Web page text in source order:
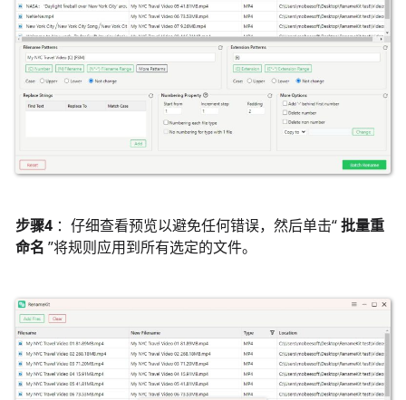
步骤4 ：仔细查看预览以避免任何错误，然后单击“批量重
命名 ”将规则应用到所有选定的文件。